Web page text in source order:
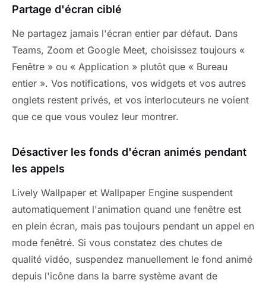
Partage d'écran ciblé
Ne partagez jamais l'écran entier par défaut. Dans
Teams, Zoom et Google Meet, choisissez toujours «
Fenêtre » ou « Application » plutôt que « Bureau
entier ». Vos notifications, vos widgets et vos autres
onglets restent privés, et vos interlocuteurs ne voient
que ce que vous voulez leur montrer.
Désactiver les fonds d'écran animés pendant
les appels
Lively Wallpaper et Wallpaper Engine suspendent
automatiquement l'animation quand une fenêtre est
en plein écran, mais pas toujours pendant un appel en
mode fenêtré. Si vous constatez des chutes de
qualité vidéo, suspendez manuellement le fond animé
depuis l'icône dans la barre système avant de